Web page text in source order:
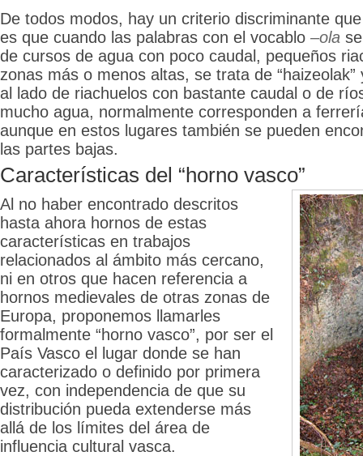
De todos modos, hay un criterio discriminante
es que cuando las palabras con el vocablo –ola
de cursos de agua con poco caudal, pequeños
zonas más o menos altas, se trata de
al lado de riachuelos con bastante caudal o de
mucho agua, normalmente corresponden a
aunque en estos lugares también se pueden
las partes bajas.
Características del “horno vasco”
Al no haber encontrado descritos
hasta ahora hornos de estas
características en trabajos
relacionados al ámbito más cercano,
ni en otros que hacen referencia a
hornos medievales de otras zonas de
Europa, proponemos llamarles
formalmente “horno vasco”, por ser el
País Vasco el lugar donde se han
caracterizado o definido por primera
vez, con independencia de que su
distribución pueda extenderse más
allá de los límites del área de
influencia cultural vasca.